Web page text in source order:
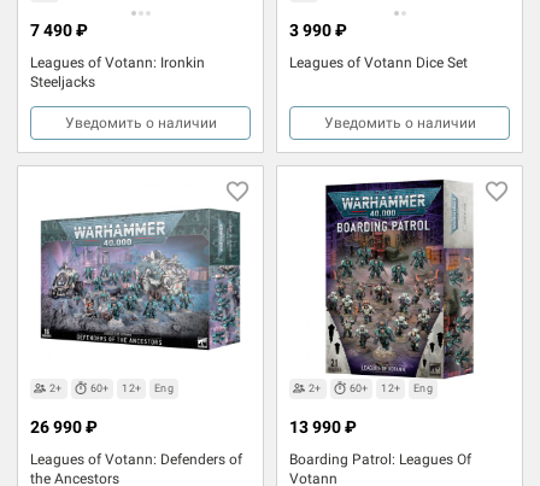
Leagues of Votann: Ironkin
Steeljacks
7 490 ₽
Уведомить о наличии
Leagues of Votann Dice Set
3 990 ₽
Уведомить о наличии
2+ 60+ 12+ Eng
Leagues of Votann: Defenders of
the Ancestors
26 990 ₽
2+ 60+ 12+ Eng
Boarding Patrol: Leagues Of
Votann
13 990 ₽